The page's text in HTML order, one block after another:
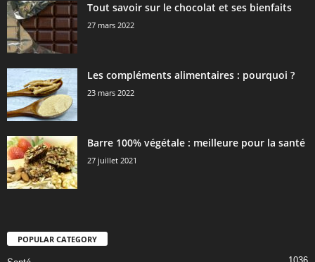
Tout savoir sur le chocolat et ses bienfaits
27 mars 2022
Les compléments alimentaires : pourquoi ?
23 mars 2022
Barre 100% végétale : meilleure pour la santé
27 juillet 2021
POPULAR CATEGORY